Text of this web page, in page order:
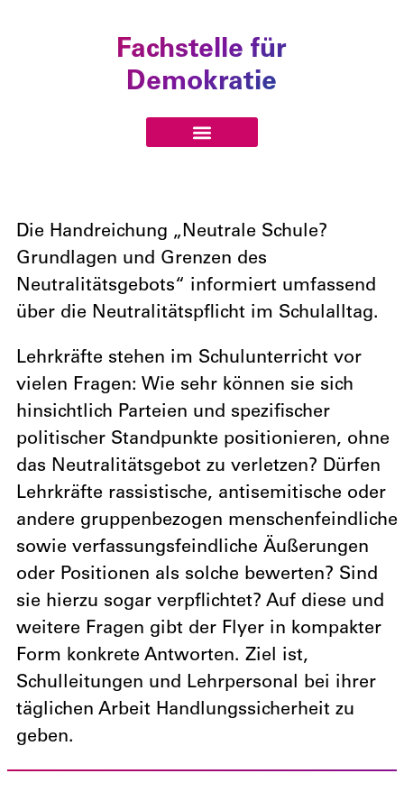
Fachstelle für
Demokratie
Die Handreichung „Neutrale Schule?
Grundlagen und Grenzen des
Neutralitätsgebots“ informiert umfassend
über die Neutralitätspflicht im Schulalltag.
Lehrkräfte stehen im Schulunterricht vor
vielen Fragen: Wie sehr können sie sich
hinsichtlich Parteien und spezifischer
politischer Standpunkte positionieren, ohne
das Neutralitätsgebot zu verletzen? Dürfen
Lehrkräfte rassistische, antisemitische oder
andere gruppenbezogen menschenfeindliche
sowie verfassungsfeindliche Äußerungen
oder Positionen als solche bewerten? Sind
sie hierzu sogar verpflichtet? Auf diese und
weitere Fragen gibt der Flyer in kompakter
Form konkrete Antworten. Ziel ist,
Schulleitungen und Lehrpersonal bei ihrer
täglichen Arbeit Handlungssicherheit zu
geben.